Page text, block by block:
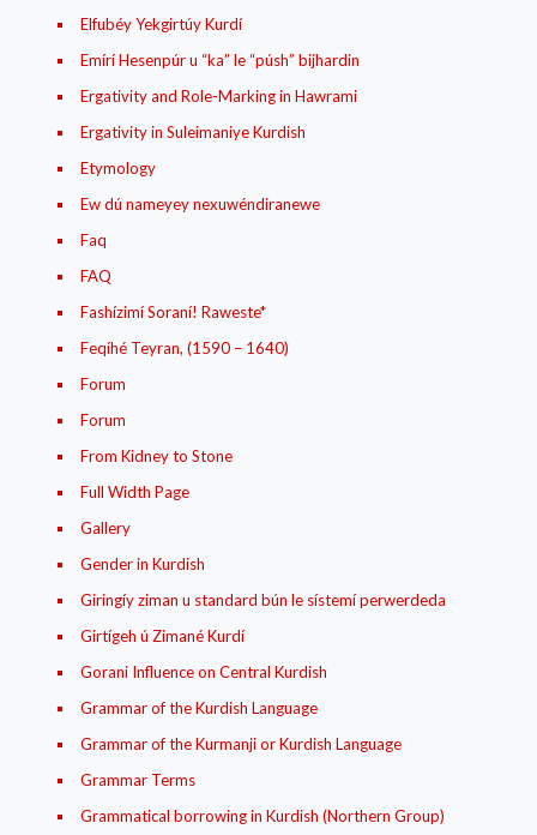
Elfubéy Yekgirtúy Kurdí
Emírí Hesenpúr u “ka” le “púsh” bijhardin
Ergativity and Role-Marking in Hawrami
Ergativity in Suleimaniye Kurdish
Etymology
Ew dú nameyey nexuwéndiranewe
Faq
FAQ
Fashízimí Soraní! Raweste*
Feqíhé Teyran, (1590 – 1640)
Forum
Forum
From Kidney to Stone
Full Width Page
Gallery
Gender in Kurdish
Giringíy ziman u standard bún le sístemí perwerdeda
Girtígeh ú Zimané Kurdí
Gorani Influence on Central Kurdish
Grammar of the Kurdish Language
Grammar of the Kurmanji or Kurdish Language
Grammar Terms
Grammatical borrowing in Kurdish (Northern Group)